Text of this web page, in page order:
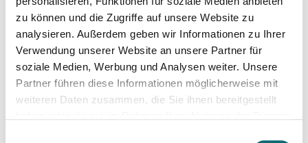
zu können und die Zugriffe auf unsere Website zu
analysieren. Außerdem geben wir Informationen zu Ihrer
Verwendung unserer Website an unsere Partner für
soziale Medien, Werbung und Analysen weiter. Unsere
Partner führen diese Informationen möglicherweise mit
weiteren Daten zusammen, die Sie ihnen bereitgestellt
16.04.2025
Freie Journalist:in sein und davon leben können: So geht's
22.04.2025